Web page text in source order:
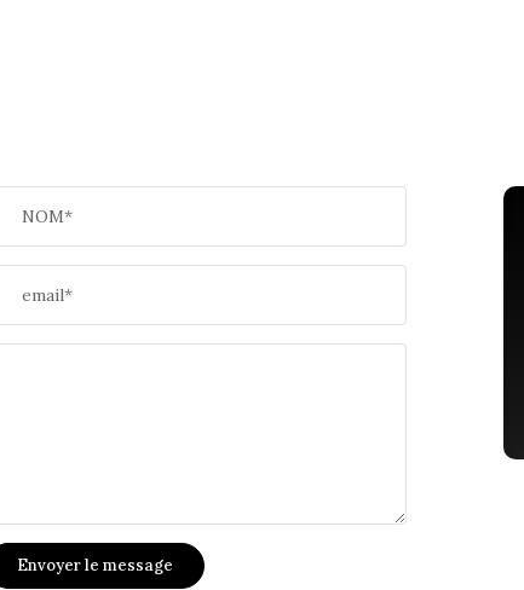
NOM*
email*
Envoyer le message